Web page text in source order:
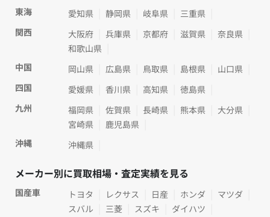
東海
愛知県 静岡県 岐阜県
三重県
関西
大阪府 兵庫県 京都府 滋賀県
奈良県
和歌山県
中国
岡山県 広島県 鳥取県 島根県
山口県
四国
愛媛県 香川県 高知県
徳島県
九州
福岡県 佐賀県 長崎県 熊本県
大分県
宮崎県
鹿児島県
沖縄
沖縄県
メーカー別に買取相場・査定実績を見る
国産車 トヨタ レクサス 日産 ホンダ
マツダ
スバル
三菱 スズキ ダイハツ